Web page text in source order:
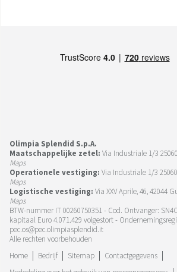
Olimpia Splendid S.p.A.
Maatschappelijke zetel: Via Industriale 1/3
Maps
Operationele vestiging: Via Industriale 1/3
Maps
Logistische vestiging: Via XXV Aprile, 46, 42044
Maps
BTW-nummer IT 00260750351 - Cod. Ontvanger:
kapitaal Euro 4.071.429 volgestort -
pec.os@pec.olimpiasplendid.it
Alle rechten voorbehouden
Home
Bedrijf Sitemap
Contactgegevens